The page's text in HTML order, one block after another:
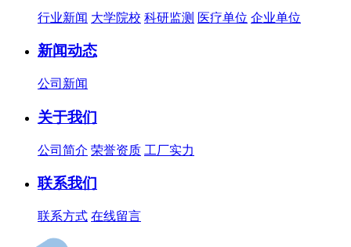
行业新闻 大学院校 科研监测 医疗单位 企业单位
新闻动态
公司新闻
关于我们
公司简介 荣誉资质 工厂实力
联系我们
联系方式 在线留言